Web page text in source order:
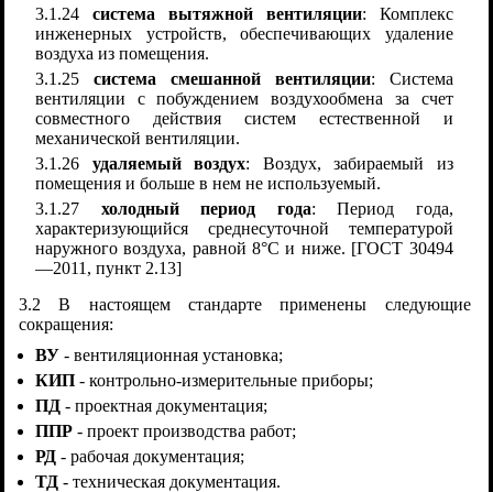
3.1.24 система вытяжной вентиляции: Комплекс
инженерных устройств, обеспечивающих удаление
воздуха из помещения.
3.1.25 система смешанной вентиляции: Система
вентиляции с побуждением воздухообмена за счет
совместного действия систем естественной и
механической вентиляции.
3.1.26 удаляемый воздух: Воздух, забираемый из
помещения и больше в нем не используемый.
3.1.27 холодный период года: Период года,
характеризующийся среднесуточной температурой
наружного воздуха, равной 8°С и ниже. [ГОСТ 30494
—2011, пункт 2.13]
3.2 В настоящем стандарте применены следующие
сокращения:
ВУ - вентиляционная установка;
КИП - контрольно-измерительные приборы;
ПД - проектная документация;
ППР - проект производства работ;
РД - рабочая документация;
ТД - техническая документация.